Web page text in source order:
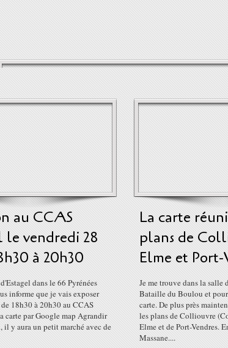
au CCAS
le vendredi 28
à 20h30
dans le 66 Pyrénées
informe que je vais exposer
18h30 à 20h30 au CCAS
carte par Google map Agrandir
il y aura un petit marché avec de
La carte
plans de
Elme et Port-
Je me trouve dans la salle
Bataille du Boulou et
carte. De plus près
les plans de Colliouvre
Elme et de Port-Vendres.
Massane....